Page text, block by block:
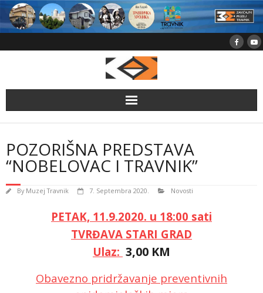
Skip
content
POZORIŠNA PREDSTAVA
“NOBELOVAC I TRAVNIK”
By Muzej Travnik 7. Septembra 2020. Novosti
PETAK, 11.9.2020. u 18:00 sati
TVRĐAVA STARI GRAD
Ulaz: 3,00 KM
Obavezno pridržavanje preventivnih